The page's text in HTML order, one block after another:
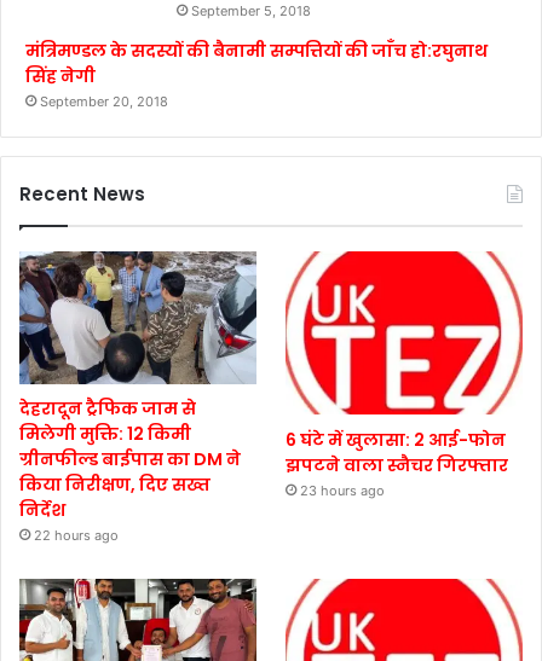
September 5, 2018
मंत्रिमण्डल के सदस्यों की बैनामी सम्पत्तियों की जाँच हो:रघुनाथ
सिंह नेगी
September 20, 2018
Recent News
देहरादून ट्रैफिक जाम से
मिलेगी मुक्ति: 12 किमी
ग्रीनफील्ड बाईपास का DM ने
किया निरीक्षण, दिए सख्त
निर्देश
22 hours ago
6 घंटे में खुलासा: 2 आई-फोन
झपटने वाला स्नैचर गिरफ्तार
23 hours ago